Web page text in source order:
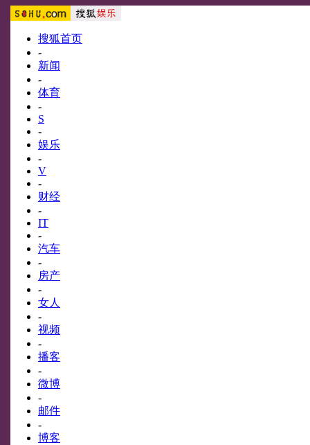
搜狐首页
-
新闻
-
体育
-
S
-
娱乐
-
V
-
财经
-
IT
-
汽车
-
房产
-
女人
-
视频
-
播客
-
微博
-
邮件
-
博客